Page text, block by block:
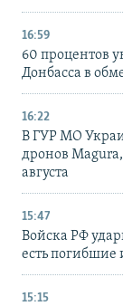
16:59
60 процентов
Донбасса в
16:22
В ГУР МО
дронов Magura,
августа
15:47
Войска РФ
есть погибшие
15:15